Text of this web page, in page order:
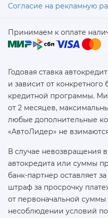
Согласие на рекламную
Принимаем к оплате
Годовая ставка
и зависит от
кредитной программы.
от 2 месяцев,
любые дополнительные
«АвтоЛидер» не
В случае невозвращения
автокредита или суммы
банк-партнер оставляет
штраф за просрочку
от первоначальной
несоблюдении условий